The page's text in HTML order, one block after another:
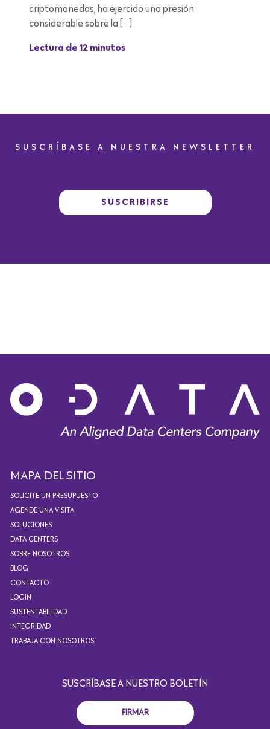
criptomonedas, ha ejercido una presión
considerable sobre la […]
Lectura de 12 minutos
SUSCRÍBASE A NUESTRA NEWSLETTER
SUSCRIBIRSE
MAPA DEL SITIO
SOLICITE UN PRESUPUESTO
AGENDE UNA VISITA
SOLUCIONES
DATA CENTERS
SOBRE NOSOTROS
BLOG
CONTACTO
LOGIN
SUSTENTABILIDAD
INTEGRIDAD
TRABAJA CON NOSOTROS
SUSCRÍBASE A NUESTRO BOLETÍN
FIRMAR